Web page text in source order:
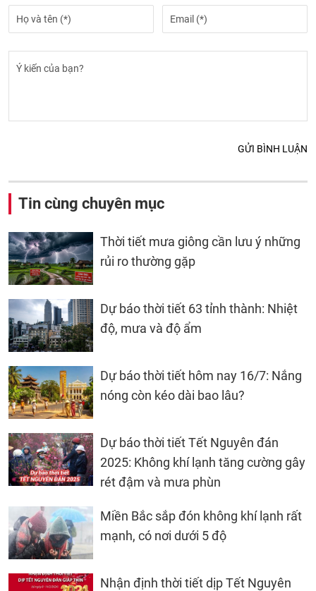
GỬI BÌNH LUẬN
Tin cùng chuyên mục
Thời tiết mưa giông cần lưu ý những
rủi ro thường gặp
Dự báo thời tiết 63 tỉnh thành: Nhiệt
độ, mưa và độ ẩm
Dự báo thời tiết hôm nay 16/7: Nắng
nóng còn kéo dài bao lâu?
Dự báo thời tiết Tết Nguyên đán
2025: Không khí lạnh tăng cường gây
rét đậm và mưa phùn
Miền Bắc sắp đón không khí lạnh rất
mạnh, có nơi dưới 5 độ
Nhận định thời tiết dịp Tết Nguyên